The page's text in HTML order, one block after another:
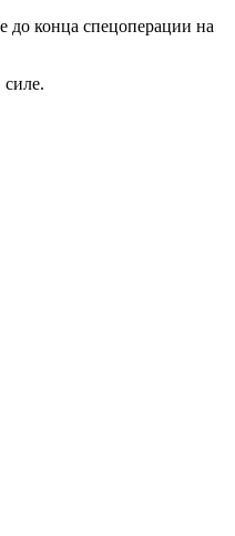
до конца спецоперации на
силе.